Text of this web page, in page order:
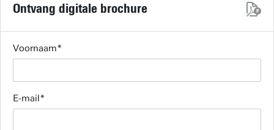
Ontvang digitale brochure
Voornaam
E-mail